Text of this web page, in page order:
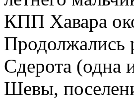
КПП Хавара
Продолжались
Сдерота (одна
Шевы,